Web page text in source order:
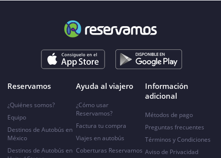
Reservamos
¿Quiénes somos?
Equipo
Destinos de Autobús en
México
Destinos de Autobús en
Ayuda al viajero
¿Cómo usar
Reservamos?
Factura tu compra
Viajes en autobús
Coberturas Reservamos
Información
adicional
Métodos de pago
Preguntas frecuentes
Términos y Condiciones
Aviso de Privacidad